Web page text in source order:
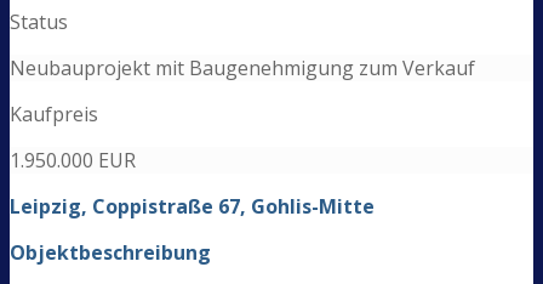
Status
Neubauprojekt mit Baugenehmigung zum Verkauf
Kaufpreis
1.950.000 EUR
Leipzig, Coppistraße 67, Gohlis-Mitte
Objektbeschreibung